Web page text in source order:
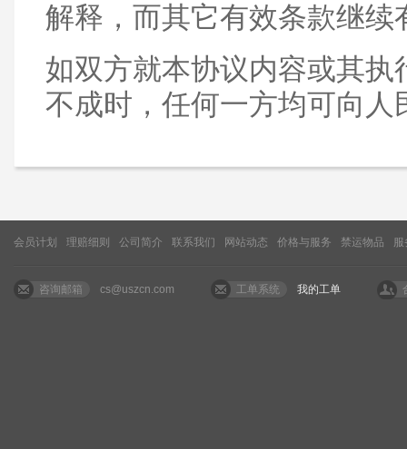
解释，而其它有效条款继续
如双方就本协议内容或其
不成时，任何一方均可向人
会员计划 理赔细则 公司简介 联系我们 网站动态 价格与服务 禁运物品
咨询邮箱 cs@uszcn.com 工单系统 我的工单